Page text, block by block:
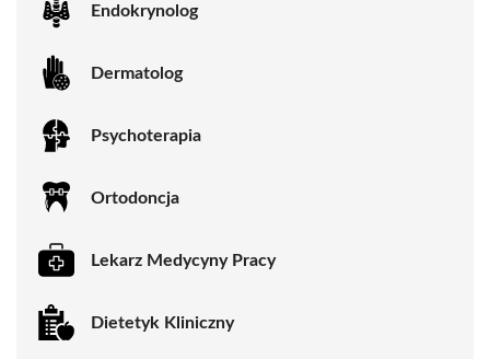
Endokrynolog
Dermatolog
Psychoterapia
Ortodoncja
Lekarz Medycyny Pracy
Dietetyk Kliniczny